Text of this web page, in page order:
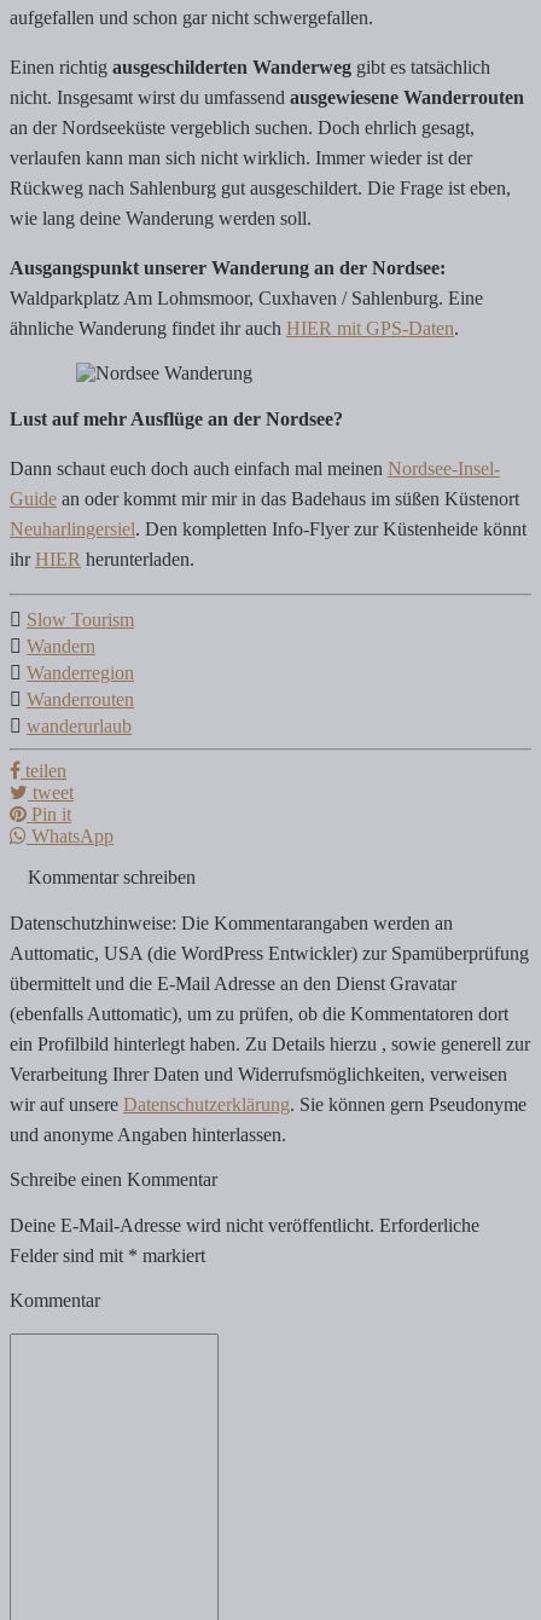
aufgefallen und schon gar nicht schwergefallen.
Einen richtig ausgeschilderten Wanderweg gibt es tatsächlich
nicht. Insgesamt wirst du umfassend ausgewiesene Wanderrouten
an der Nordseeküste vergeblich suchen. Doch ehrlich gesagt,
verlaufen kann man sich nicht wirklich. Immer wieder ist der
Rückweg nach Sahlenburg gut ausgeschildert. Die Frage ist eben,
wie lang deine Wanderung werden soll.
Ausgangspunkt unserer Wanderung an der Nordsee:
Waldparkplatz Am Lohmsmoor, Cuxhaven / Sahlenburg. Eine
ähnliche Wanderung findet ihr auch HIER mit GPS-Daten.
Lust auf mehr Ausflüge an der Nordsee?
Dann schaut euch doch auch einfach mal meinen Nordsee-Insel-
Guide an oder kommt mir mir in das Badehaus im süßen Küstenort
Neuharlingersiel. Den kompletten Info-Flyer zur Küstenheide könnt
ihrHIER herunterladen.
Slow Tourism
Wandern
Wanderregion
Wanderrouten
wanderurlaub
teilen
tweet
Pin it
WhatsApp
Kommentar schreiben
Datenschutzhinweise: Die Kommentarangaben werden an
Auttomatic, USA (die WordPress Entwickler) zur Spamüberprüfung
übermittelt und die E-Mail Adresse an den Dienst Gravatar
(ebenfalls Auttomatic), um zu prüfen, ob die Kommentatoren dort
ein Profilbild hinterlegt haben. Zu Details hierzu , sowie generell zur
Verarbeitung Ihrer Daten und Widerrufsmöglichkeiten, verweisen
wir auf unsere Datenschutzerklärung. Sie können gern Pseudonyme
und anonyme Angaben hinterlassen.
Schreibe einen Kommentar
Deine E-Mail-Adresse wird nicht veröffentlicht. Erforderliche
Felder sind mit * markiert
Kommentar